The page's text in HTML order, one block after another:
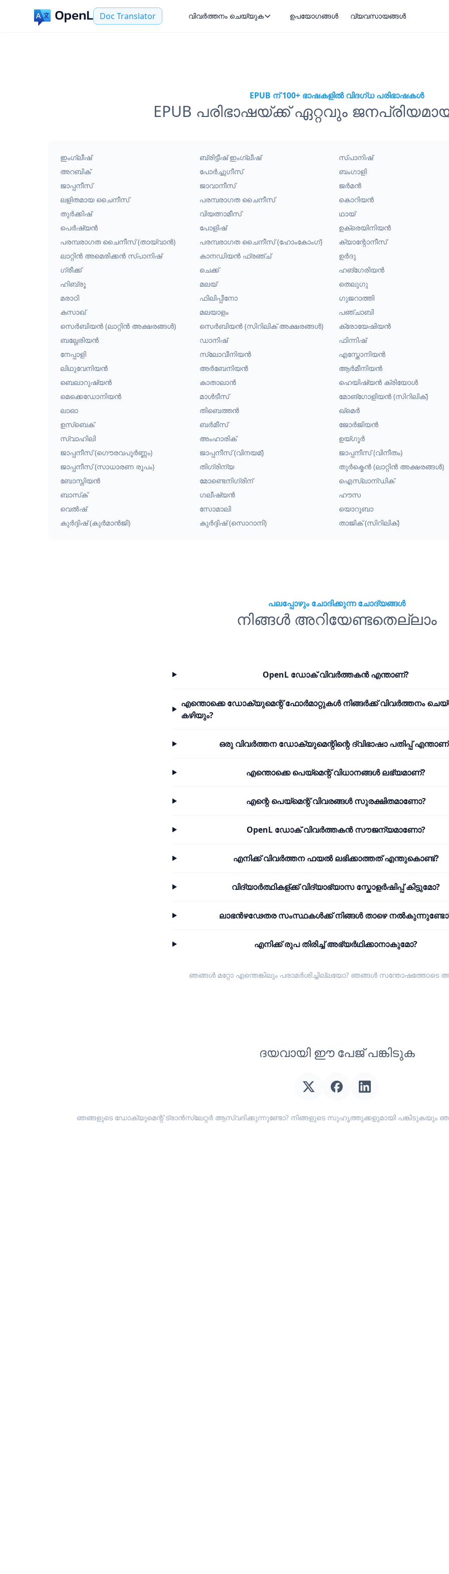
Doc Translator വിവർത്തനം ചെയ്യുക ഉപയോഗങ്ങൾ വ്യവസായങ്ങൾ
EPUB ന് 100+ ഭാഷകളിൽ വിദഗ്ധ പരിഭാഷകൾ
EPUB പരിഭാഷയ്ക്ക് ഏറ്റവും
ഇംഗ്ലീഷ് ബ്രിട്ടീഷ് ഇംഗ്ലീഷ് സ്പാനിഷ്
അറബിക്
പോർച്ചുഗീസ് ബംഗാളി
ജാപ്പനീസ്
ജാവാനീസ് ജർമൻ
ലളിതമായ ചൈനീസ്
പരമ്പരാഗത ചൈനീസ് കൊറിയൻ
തുർക്കിഷ്
വിയത്നാമീസ് ഥായ്
പെർഷ്യൻ
പോളിഷ് ഉക്രെയിനിയൻ
പരമ്പരാഗത ചൈനീസ് (തായ്‌വാൻ)
പരമ്പരാഗത ചൈനീസ് (ഹോംകോംഗ്) ക്യാന്റോനീസ്
ലാറ്റിൻ അമെരിക്കൻ സ്പാനിഷ്
കാനഡിയൻ ഫ്രഞ്ച് ഉർദു
ഗ്രീക്ക്
ചെക്ക് ഹങ്ഗേരിയൻ
ഹിബ്രൂ
മലയ് തെലുഗു
മരാഠി
ഫിലിപ്പീനോ ഗുജറാത്തി
കസാഖ്
മലയാളം പഞ്ചാബി
സെർബിയൻ (ലാറ്റിൻ അക്ഷരങ്ങൾ)
സെർബിയൻ (സിറിലിക് അക്ഷരങ്ങൾ) ക്രോയേഷിയൻ
ബല്ഗേരിയൻ
ഡാനിഷ് ഫിന്നിഷ്
നേപ്പാളി
സ്ലോവീനിയൻ എസ്തോനിയൻ
ലിഥുവേനിയൻ
അർബേനിയൻ ആർമീനിയൻ
ബെലാറുഷ്യൻ
കാതാലാൻ ഹെയിഷ്യൻ ക്രിയോൾ
മെക്കെഡോനിയൻ
മാൾടീസ് മോങ്ഗോളിയൻ (സിറിലിക്)
ലാഓ
തിബെത്തൻ ഖ്മെർ
ഉസ്ബെക്
ബർമീസ് ജോർജിയൻ
സ്വാഹിലി
അംഹാരിക് ഉയ്ഗൂർ
ജാപ്പനീസ് (ഗൌരവപൂർണ്ണം)
ജാപ്പനീസ് (വിനയമ്) ജാപ്പനീസ് (വിനീതം)
ജാപ്പനീസ് (സാധാരണ രൂപം)
തിഗ്രിന്യ തുർക്മെൻ (ലാറ്റിൻ അക്ഷരങ്ങൾ)
ബോസ്നിയൻ
മോണ്ടെനിഗ്രിന് ഐസ്‌ലാന്ഡിക്
ബാസ്‌ക്
ഗലീഷ്യൻ ഹൗസ
വെൽഷ്
സോമാലി യൊറൂബാ
കുർദ്ദിഷ് (കുർമാൻജി)
കുർദ്ദിഷ് (സൊറാനി) താജിക് (സിറിലിക്)
പലപ്പോഴും ചോദിക്കുന്ന ചോദ്യങ്ങൾ
നിങ്ങൾ അറിയേണ്ടതെല്ലാം
OpenL ഡോക് വിവർത്തകൻ എന്താണ്?
എന്തൊക്കെ ഡോക്യുമെന്റ് ഫോർമാറ്റുകൾ നിങ്ങർക്ക് വിവർത്തനം
കഴിയും?
ഒരു വിവർത്തന ഡോക്യുമെന്റിന്റെ ദ്വിഭാഷാ പതിപ്പ്
എന്തൊക്കെ പെയ്മെന്റ് വിധാനങ്ങൾ ലഭ്യമാണ്?
എന്റെ പെയ്മെന്റ് വിവരങ്ങൾ സുരക്ഷിതമാണോ?
OpenL ഡോക് വിവർത്തകൻ സൗജന്യമാണോ?
എനിക്ക് വിവർത്തന ഫയൽ ലഭിക്കാത്തത് എന്തുകൊണ്ട്?
വിദ്യാർത്ഥികള്ക്ക് വിദ്യാഭ്യാസ സ്കോളർഷിപ്പ് കിട്ടുമോ?
ലാഭൻഴഢേതര സംസ്ഥകൾക്ക് നിങ്ങൾ താഴെ
എനിക്ക് രുപ തിരിച്ച് അഭ്യർഥിക്കാനാകുമോ?
ഞങ്ങൾ മറ്റോ എന്തെങ്കിലും പരാമർശിച്ചില്ലയോ? ഞങ്ങൾ സന്തോഷത്തോടെ
ദയവായി ഈ പേജ് പങ്കിടുക
ഞങ്ങളുടെ ഡോക്യുമെന്റ് ട്രാൻസ്ലേറ്റർ ആസ്വദിക്കുന്നുണ്ടോ? നിങ്ങളുടെ സുഹൃത്തുക്കളുമായി പങ്കിടുകയും